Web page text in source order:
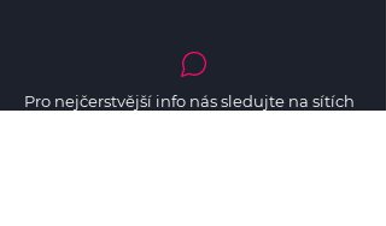
Pro nejčerstvější info nás sledujte na sítích